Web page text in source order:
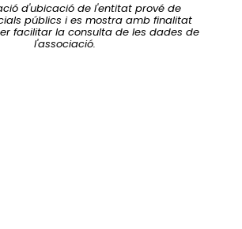
d'ubicació de l'entitat prové de
públics i es mostra amb finalitat
facilitar la consulta de les dades de
l'associació.